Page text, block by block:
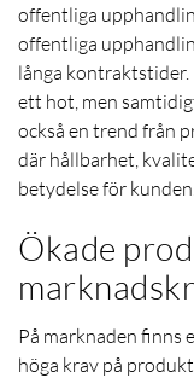
offentliga
offentliga
långa
ett hot, men
också en trend från
där hållbarhet,
betydelse för kunden.
Ökade
På marknaden finns
höga krav på